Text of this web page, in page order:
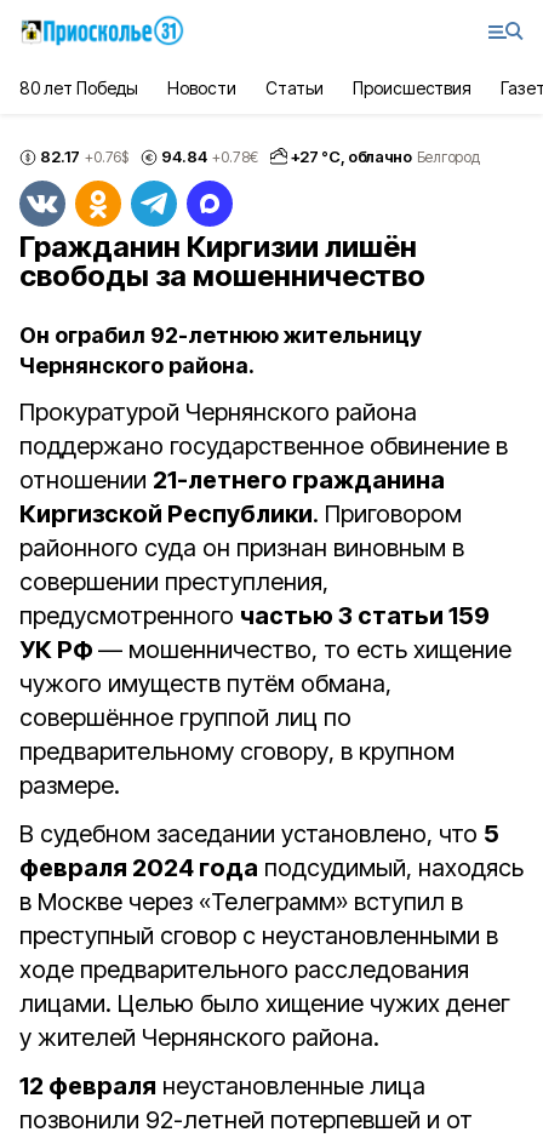
80 лет Победы Новости Статьи Происшествия
82.17 +0.76$ 94.84 +0.78€ +27 °С, облачно Белгород
Гражданин Киргизии лишён
свободы за мошенничество
Он ограбил 92-летнюю жительницу
Чернянского района.
Прокуратурой Чернянского района
поддержано государственное обвинение в
отношении 21-летнего гражданина
Киргизской Республики. Приговором
районного суда он признан виновным в
совершении преступления,
предусмотренного частью 3 статьи 159
УК РФ — мошенничество, то есть хищение
чужого имуществ путём обмана,
совершённое группой лиц по
предварительному сговору, в крупном
размере.
В судебном заседании установлено, что 5
февраля 2024 года подсудимый, находясь
в Москве через «Телеграмм» вступил в
преступный сговор с неустановленными в
ходе предварительного расследования
лицами. Целью было хищение чужих денег
у жителей Чернянского района.
12 февраля неустановленные лица
позвонили 92-летней потерпевшей и от